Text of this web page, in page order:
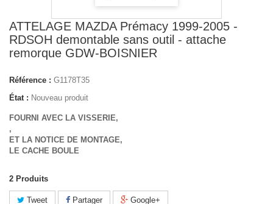
ATTELAGE MAZDA Prémacy 1999-2005 -
RDSOH demontable sans outil - attache
remorque GDW-BOISNIER
Référence : G1178T35
État : Nouveau produit
FOURNI AVEC LA VISSERIE,
,
ET LA NOTICE DE MONTAGE,
LE CACHE BOULE
2 Produits
Tweet Partager Google+